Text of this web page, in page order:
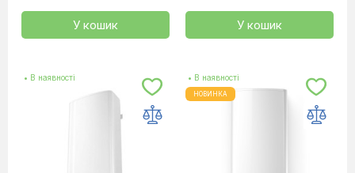
У кошик У кошик
• В наявності • В наявності
НОВИНКА